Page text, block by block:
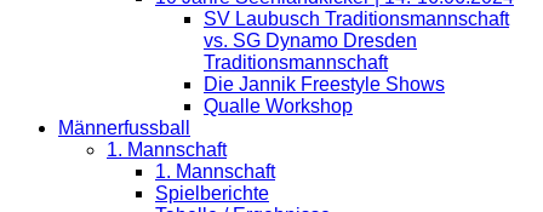
SV Laubusch Traditionsmannschaft
vs. SG Dynamo Dresden
Traditionsmannschaft
Die Jannik Freestyle Shows
Qualle Workshop
Männerfussball
1. Mannschaft
1. Mannschaft
Spielberichte